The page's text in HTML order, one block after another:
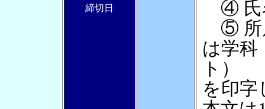
締切日
④ 氏
⑤ 所
は学科
ト）
を印字